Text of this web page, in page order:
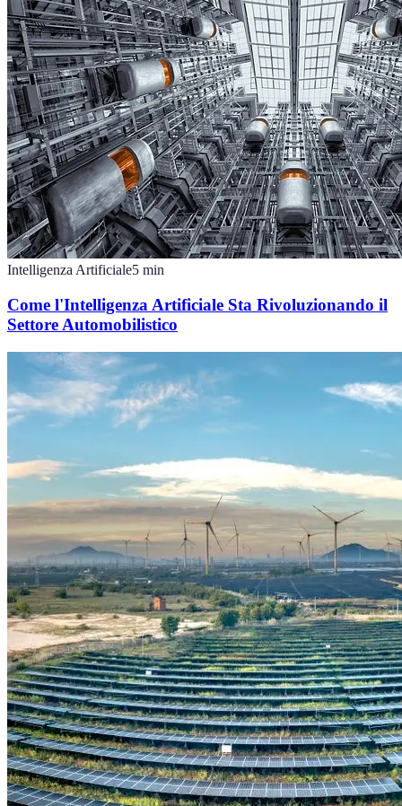
Intelligenza Artificiale5 min
Come l'Intelligenza Artificiale Sta Rivoluzionando il
Settore Automobilistico